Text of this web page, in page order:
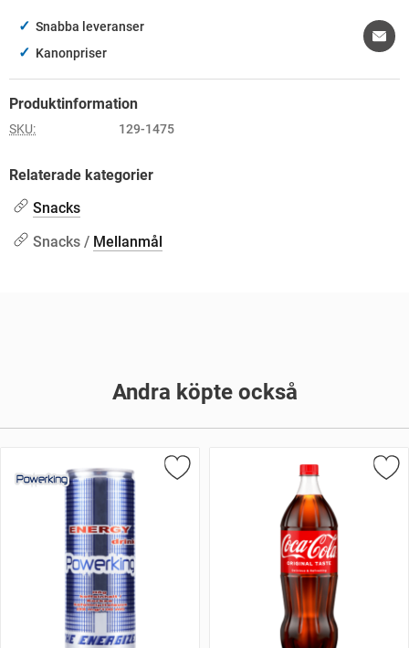
✓ Snabba leveranser
✓ Kanonpriser
Produktinformation
SKU: 129-1475
Relaterade kategorier
Snacks
Snacks / Mellanmål
Andra köpte också